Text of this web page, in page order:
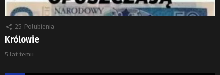
25 Polubienia
Królowie
5 lat temu